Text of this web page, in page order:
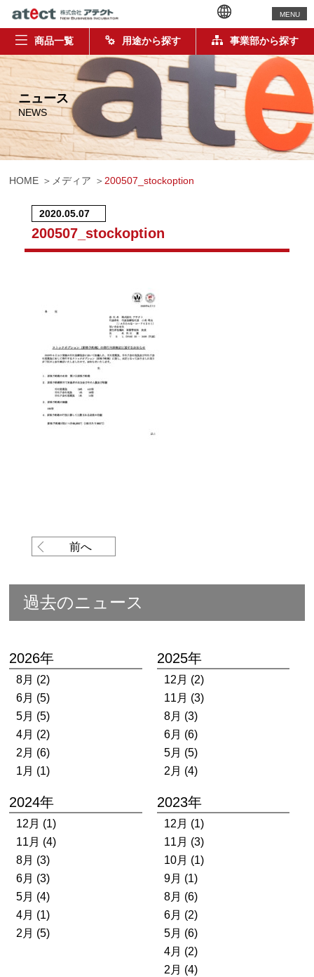
MENU
商品一覧 用途から探す 事業部から探す
ニュース
NEWS
HOME メディア 200507_stockoption
2020.05.07
200507_stockoption
前へ
過去のニュース
2026年
8月 (2)
6月 (5)
5月 (5)
4月 (2)
2月 (6)
1月 (1)
2025年
12月 (2)
11月 (3)
8月 (3)
6月 (6)
5月 (5)
2月 (4)
2024年
12月 (1)
11月 (4)
8月 (3)
6月 (3)
5月 (4)
4月 (1)
2月 (5)
2023年
12月 (1)
11月 (3)
10月 (1)
9月 (1)
8月 (6)
6月 (2)
5月 (6)
4月 (2)
2月 (4)